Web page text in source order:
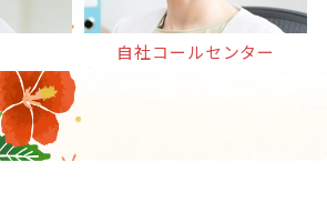
自社コールセンター